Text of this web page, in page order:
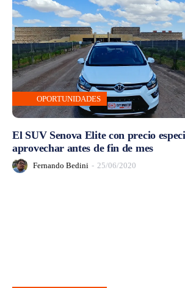
OPORTUNIDADES
El SUV Senova Elite con precio
aprovechar antes de fin de mes
Fernando Bedini - 25/06/2020